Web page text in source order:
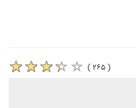
( ۲۶۵ )